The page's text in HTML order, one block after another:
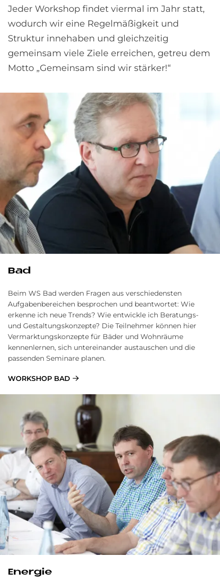
Jeder Workshop findet viermal im Jahr statt,
wodurch wir eine Regelmäßigkeit und
Struktur innehaben und gleichzeitig
gemeinsam viele Ziele erreichen, getreu dem
Motto „Gemeinsam sind wir stärker!“
Bad
Beim WS Bad werden Fragen aus verschiedensten
Aufgabenbereichen besprochen und beantwortet: Wie
erkenne ich neue Trends? Wie entwickle ich Beratungs-
und Gestaltungskonzepte? Die Teilnehmer können hier
Vermarktungskonzepte für Bäder und Wohnräume
kennenlernen, sich untereinander austauschen und die
passenden Seminare planen.
WORKSHOP BAD
En­er­gie